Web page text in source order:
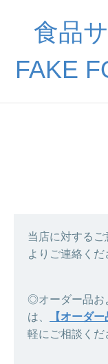
食品
FAKE
当店に対する
よりご連絡くだ
◎オーダー品お
は、
【オーダ
軽にご相談くだ